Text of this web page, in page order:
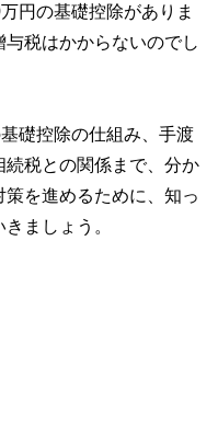
円の基礎控除がありま
税はかからないのでし
礎控除の仕組み、手渡
続税との関係まで、分か
を進めるために、知っ
ましょう。